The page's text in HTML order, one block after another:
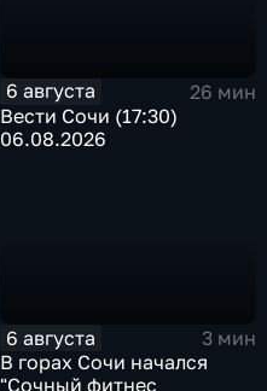
6 августа
26 мин
Вести Сочи (17:30)
06.08.2026
6 августа
3 мин
В горах Сочи начался
"Сочный фитнес